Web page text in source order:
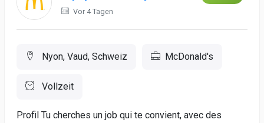
Vor 4 Tagen
Nyon, Vaud, Schweiz McDonald's
Vollzeit
Profil Tu cherches un job qui te convient, avec des